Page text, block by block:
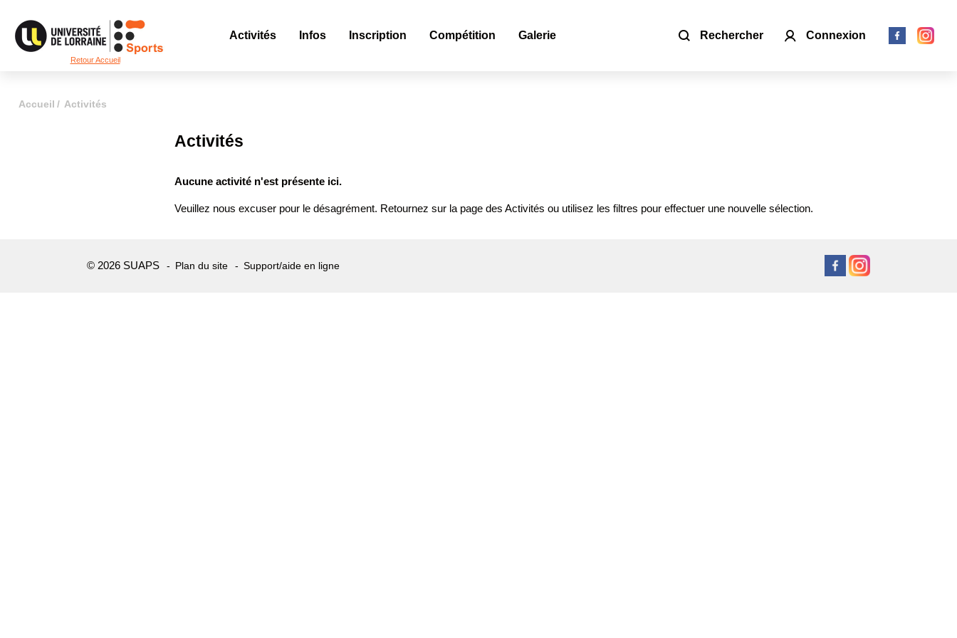
Retour Accueil
Activités Infos Inscription Compétition Galerie Rechercher Connexion
Accueil Activités
Activités
Aucune activité n'est présente ici.
Veuillez nous excuser pour le désagrément. Retournez sur la page des Activités ou utilisez les filtres pour effectuer une nouvelle sélection.
© 2026 SUAPS Plan du site Support/aide en ligne